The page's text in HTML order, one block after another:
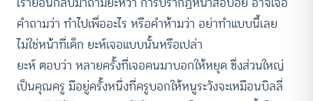
คำถามว่า ทำไปเพื่ออะไร หรือคำห้ามว่า อย่าทำแบบนี้เลย
ไม่ใช่หน้าที่เด็ก ยะห์เจอแบบนั้นหรือเปล่า
ยะห์ ตอบว่า หลายครั้งที่เจอคนมาบอกให้หยุด ซึ่งส่วนใหญ่
เป็นคุณครู มีอยู่ครั้งหนึ่งที่ครูบอกให้หนูระวังจะเหมือนบิลลี่